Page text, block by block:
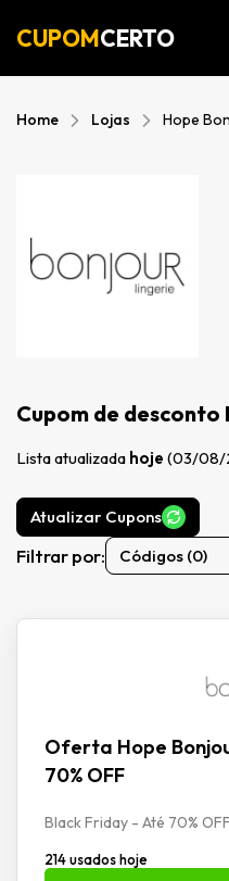
CUPOMCERTO
Home Lojas Hope
Cupom de desconto
Lista atualizada hoje (03/08/
Filtrar por: Códigos (0)
Atualizar Cupons
Oferta Hope
70% OFF
Black Friday - Até 70% OFF
214 usados hoje